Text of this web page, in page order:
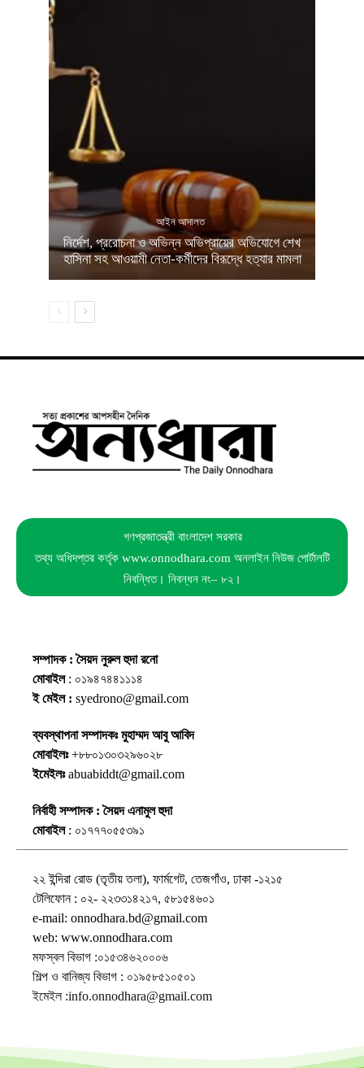
আইন আদালত
নির্দেশ, প্ররোচনা ও অভিন্ন অভিপ্রায়ের অভিযোগে শেখ
হাসিনা সহ আওয়ামী নেতা-কর্মীদের বিরূদ্ধে হত্যার মামলা
গণপ্রজাতন্ত্রী বাংলাদেশ সরকার
তথ্য অধিদপ্তর কর্তৃক www.onnodhara.com অনলাইন নিউজ পোর্টালটি
নিবন্ধিত। নিবন্ধন নং– ৮২।
সম্পাদক : সৈয়দ নুরুল হুদা রনো
মোবাইল: ০১৯৪৭৪৪১১১৪
ই মেইল : syedrono@gmail.com
ব্যবস্থাপনা সম্পাদকঃ মুহাম্মদ আবু আবিদ
মোবাইলঃ+৮৮০১৩০৩২৯৬০২৮
ইমেইলঃabuabiddt@gmail.com
নির্বাহী সম্পাদক : সৈয়দ এনামুল হুদা
মোবাইল: ০১৭৭৭০৫৫৩৯১
২২ ইন্দিরা রোড (তৃতীয় তলা), ফার্মগেট, তেজগাঁও, ঢাকা -১২১৫
টেলিফোন : ০২- ২২৩৩১৪২১৭, ৫৮১৫৪৬০১
e-mail: onnodhara.bd@gmail.com
web: www.onnodhara.com
মফস্বল বিভাগ :০১৫৩৪৬২০০০৬
শিল্প ও বানিজ্য বিভাগ : ০১৯৫৮৫১০৫০১
ইমেইল :info.onnodhara@gmail.com